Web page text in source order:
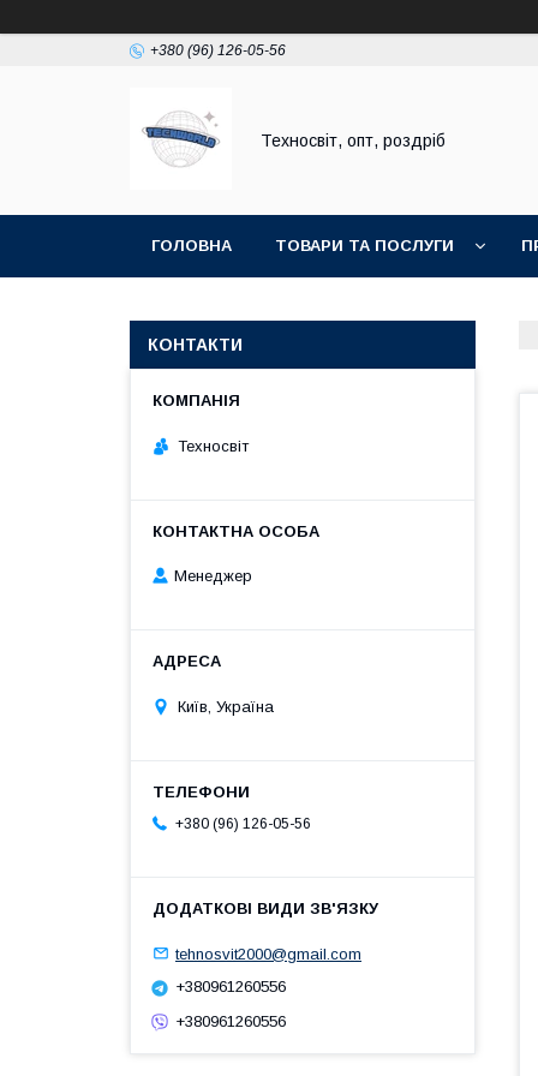
+380 (96) 126-05-56
Техносвіт, опт, роздріб
ГОЛОВНА ТОВАРИ ТА ПОСЛУГИ
КОНТАКТИ
Техносвіт
Менеджер
Київ, Україна
+380 (96) 126-05-56
tehnosvit2000@gmail.com
+380961260556
+380961260556